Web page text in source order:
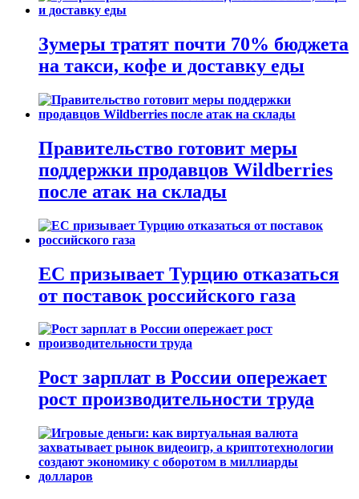
Зумеры тратят почти 70% бюджета
на такси, кофе и доставку еды
Правительство готовит меры
поддержки продавцов Wildberries
после атак на склады
ЕС призывает Турцию отказаться
от поставок российского газа
Рост зарплат в России опережает
рост производительности труда